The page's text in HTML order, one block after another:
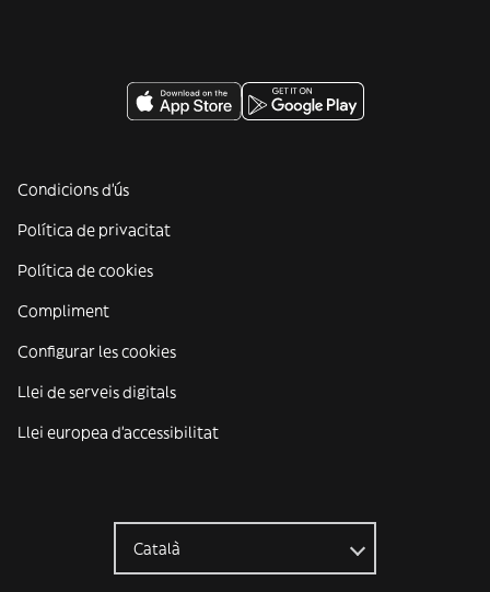
Condicions d'ús
Política de privacitat
Política de cookies
Compliment
Configurar les cookies
Llei de serveis digitals
Llei europea d'accessibilitat